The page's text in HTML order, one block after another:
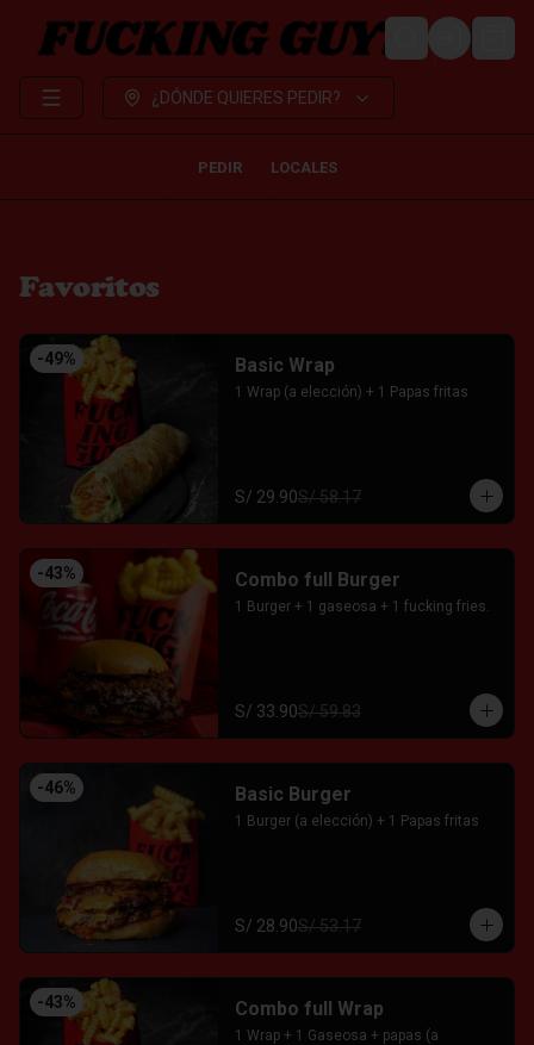
LOGIN
¿DÓNDE QUIERES PEDIR?
PEDIR LOCALES
Favoritos
-49% Basic Wrap
1 Wrap (a elección) + 1 Papas fritas
S/ 29.90S/ 58.17
-43% Combo full Burger
1 Burger + 1 gaseosa + 1 fucking fries.
S/ 33.90S/ 59.83
-46% Basic Burger
1 Burger (a elección) + 1 Papas fritas
S/ 28.90S/ 53.17
-43% Combo full Wrap
1 Wrap + 1 Gaseosa + papas (a